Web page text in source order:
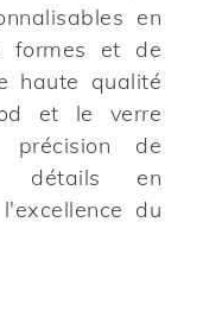
en
formes et de
haute qualité
et le verre
de
détails en
du